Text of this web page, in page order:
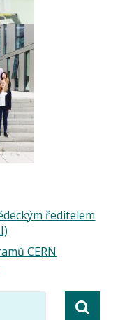
ředitelem
CERN